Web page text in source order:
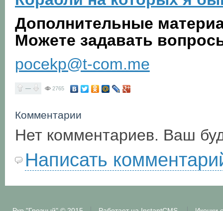
Дополнительные
Можете задавать
pocekp@t-com.me
— 2765
Комментарии
Нет комментариев. Ваш
Написать